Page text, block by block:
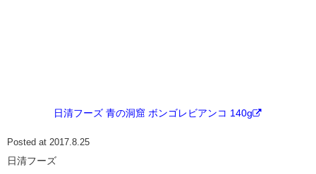
日清フーズ 青の洞窟 ボンゴレビアンコ 140g
Posted at 2017.8.25
日清フーズ